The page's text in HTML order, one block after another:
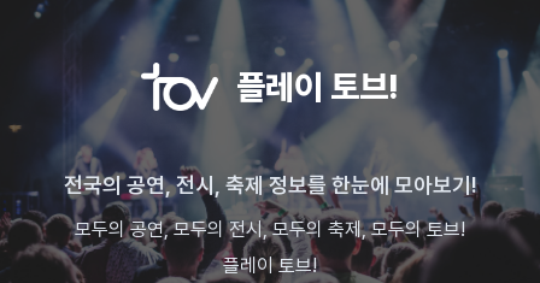
플레이 토브!
전국의 공연, 전시, 축제 정보를 한눈에 모아보기!
모두의 공연, 모두의 전시, 모두의 축제, 모두의 토브!
플레이 토브!